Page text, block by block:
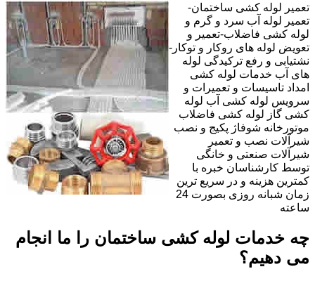
تعمیر لوله کشی ساختمان-
تعمیر لوله آب سرد و گرم و
لوله کشی فاضلاب-تعمیر و
تعویض لوله های روکار و توکار-
نشتیابی و رفع ترکیدگی لوله
های آب خدمات لوله کشی
امداد تاسیسات و تعمیرات و
سرویس لوله کشی آب لوله
کشی گاز لوله کشی فاضلاب
موتورخانه شوفاژ پکیج و نصب
شیرآلات نصب و تعمیر
شیرآلات صنعتی و خانگی
توسط کارشناسان خبره با
کمترین هزینه و در سریع ترین
زمان شبانه روزی بصورت 24
ساعته
چه خدمات لوله کشی ساختمان را ما انجام
می دهیم؟